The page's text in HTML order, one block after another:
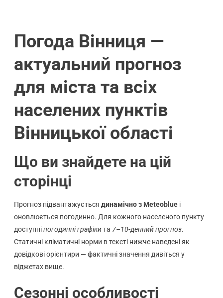
Погода Вінниця —
актуальний прогноз
для міста та всіх
населених пунктів
Вінницької області
Що ви знайдете на цій
сторінці
Прогноз підвантажується динамічно з Meteoblueі
оновлюється погодинно. Для кожного населеного пункту
доступніпогодинні графікита 7–10-денний прогноз.
Статичні кліматичні норми в тексті нижче наведені як
довідкові орієнтири — фактичні значення дивіться у
віджетах вище.
Сезонні особливості